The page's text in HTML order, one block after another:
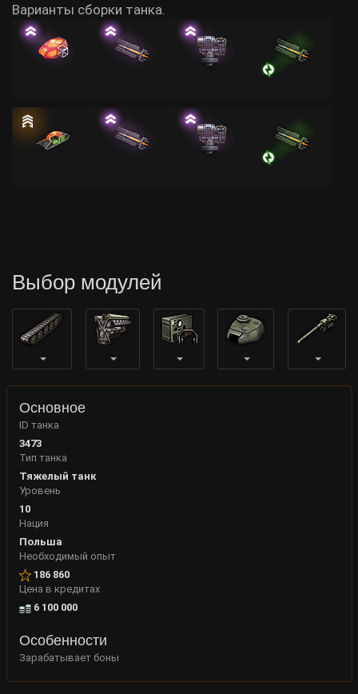
Варианты сборки танка.
Выбор модулей
Основное
ID танка
3473
Тип танка
Тяжелый танк
Уровень
10
Нация
Польша
Необходимый опыт
186 860
Цена в кредитах
6 100 000
Особенности
Зарабатывает боны